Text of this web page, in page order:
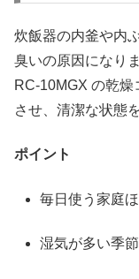
炊飯器の内釜や内
臭いの原因になりま
RC-10MGX の乾
させ、清潔な状態
ポイント
毎日使う家庭
湿気が多い季